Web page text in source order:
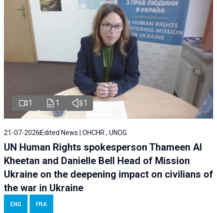
1 1 1
21-07-2026 Edited News | OHCHR , UNOG
UN Human Rights spokesperson Thameen Al
Kheetan and Danielle Bell Head of Mission
Ukraine on the deepening impact on civilians of
the war in Ukraine
ENG FRA